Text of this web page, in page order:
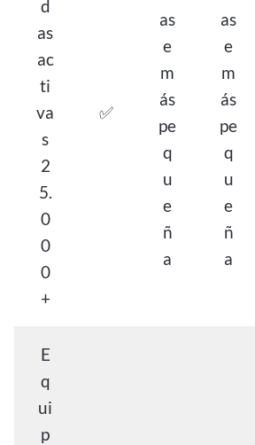
d
as
ac
ti
va
s
2
5.
0
0
0
+
✅
as
e
m
ás
pe
q
u
e
ñ
a
as
e
m
ás
pe
q
u
e
ñ
a
E
q
ui
p